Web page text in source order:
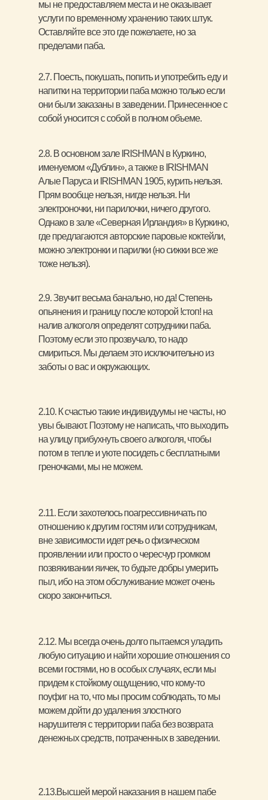
2.13.Высшей мерой наказания в нашем пабе
2.12. Мы всегда очень долго пытаемся уладить
любую ситуацию и найти хорошие отношения со
всеми гостями, но в особых случаях, если мы
придем к стойкому ощущению, что кому-то
поуфиг на то, что мы просим соблюдать, то мы
можем дойти до удаления злостного
нарушителя с территории паба без возврата
денежных средств, потраченных в заведении.
2.11. Если захотелось поагрессивничать по
отношению к другим гостям или сотрудникам,
вне зависимости идет речь о физическом
проявлении или просто о чересчур громком
позвякивании яичек, то будьте добры умерить
пыл, ибо на этом обслуживание может очень
скоро закончиться.
2.10. К счастью такие индивидуумы не часты, но
увы бывают. Поэтому не написать, что выходить
на улицу прибухнуть своего алкоголя, чтобы
потом в тепле и уюте посидеть с бесплатными
греночками, мы не можем.
2.9. Звучит весьма банально, но да! Степень
опьянения и границу после которой !стоп! на
налив алкоголя определят сотрудники паба.
Поэтому если это прозвучало, то надо
смириться. Мы делаем это исключительно из
заботы о вас и окружающих.
2.8. В основном зале IRISHMAN в Куркино,
именуемом «Дублин», а также в IRISHMAN
Алые Паруса и IRISHMAN 1905, курить нельзя.
Прям вообще нельзя, нигде нельзя. Ни
электроночки, ни парилочки, ничего другого.
Однако в зале «Северная Ирландия» в Куркино,
где предлагаются авторские паровые коктейли,
можно электронки и парилки (но сижки все же
тоже нельзя).
2.7. Поесть, покушать, попить и употребить еду и
напитки на территории паба можно только если
они были заказаны в заведении. Принесенное с
собой уносится с собой в полном объеме.
мы не предоставляем места и не оказывает
услуги по временному хранению таких штук.
Оставляйте все это где пожелаете, но за
пределами паба.